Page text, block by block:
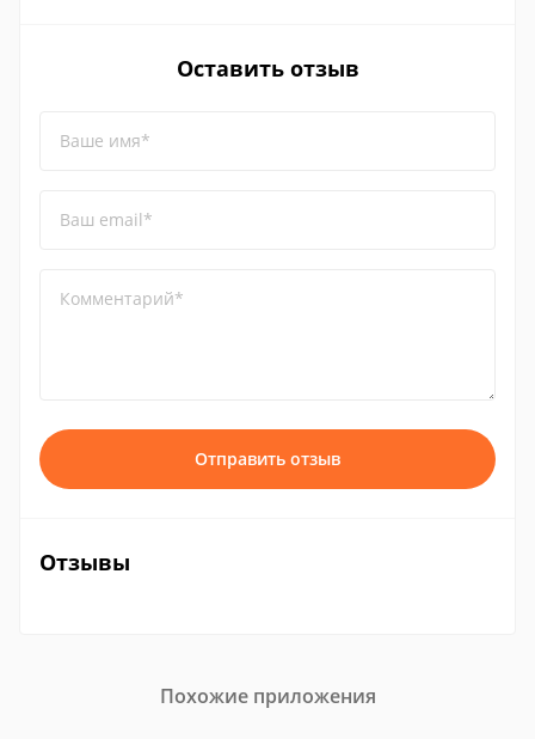
Оставить отзыв
Ваше имя*
Ваш email*
Комментарий*
Отправить отзыв
Отзывы
Похожие приложения